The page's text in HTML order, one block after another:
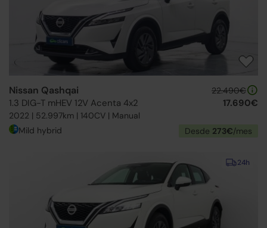
Nissan Qashqai
1.3 DIG-T mHEV 12V Acenta 4x2
2022 | 52.997km | 140CV | Manual
22.490€
17.690€
Mild hybrid Desde 273€/mes
24h